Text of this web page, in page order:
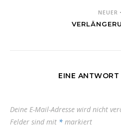
NEUER
EINE ANTWORT
Deine E-Mail-Adresse wird nicht
Felder sind mit * markiert